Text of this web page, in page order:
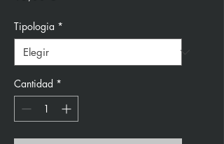
Tipologia *
Cantidad *